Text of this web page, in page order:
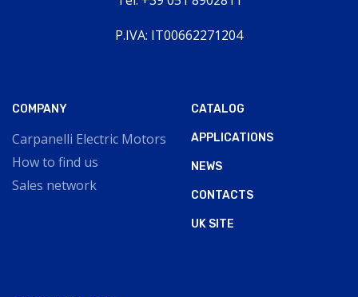
P.IVA: IT00662271204
COMPANY
Carpanelli Electric Motors
How to find us
Sales network
CATALOG
APPLICATIONS
NEWS
CONTACTS
UK SITE